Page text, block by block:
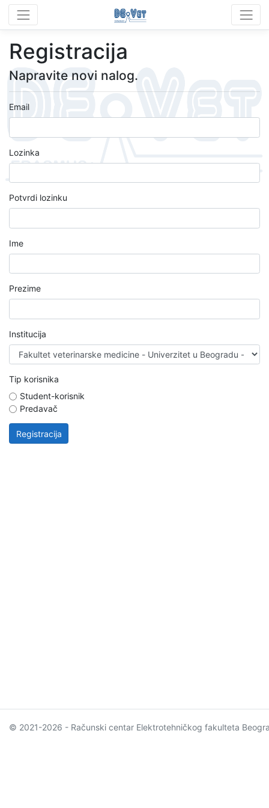
Registracija
Napravite novi nalog.
Email
Lozinka
Potvrdi lozinku
Ime
Prezime
Institucija
Tip korisnika
Student-korisnik
Predavač
Registracija
© 2021-2026 - Računski centar Elektrotehničkog fakulteta